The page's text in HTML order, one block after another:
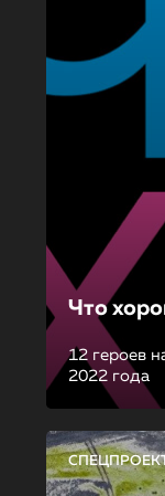
Что
12 героев
2022 года